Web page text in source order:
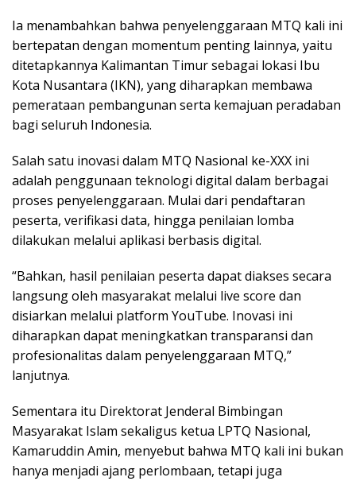
Ia menambahkan bahwa penyelenggaraan MTQ kali ini
bertepatan dengan momentum penting lainnya, yaitu
ditetapkannya Kalimantan Timur sebagai lokasi Ibu
Kota Nusantara (IKN), yang diharapkan membawa
pemerataan pembangunan serta kemajuan peradaban
bagi seluruh Indonesia.
Salah satu inovasi dalam MTQ Nasional ke-XXX ini
adalah penggunaan teknologi digital dalam berbagai
proses penyelenggaraan. Mulai dari pendaftaran
peserta, verifikasi data, hingga penilaian lomba
dilakukan melalui aplikasi berbasis digital.
“Bahkan, hasil penilaian peserta dapat diakses secara
langsung oleh masyarakat melalui live score dan
disiarkan melalui platform YouTube. Inovasi ini
diharapkan dapat meningkatkan transparansi dan
profesionalitas dalam penyelenggaraan MTQ,”
lanjutnya.
Sementara itu Direktorat Jenderal Bimbingan
Masyarakat Islam sekaligus ketua LPTQ Nasional,
Kamaruddin Amin, menyebut bahwa MTQ kali ini bukan
hanya menjadi ajang perlombaan, tetapi juga